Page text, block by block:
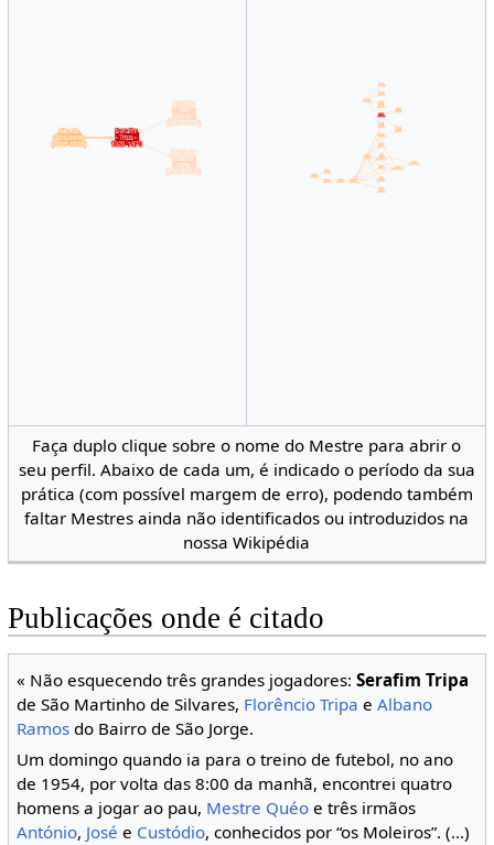
Faça duplo clique sobre o nome do Mestre para abrir o
seu perfil. Abaixo de cada um, é indicado o período da sua
prática (com possível margem de erro), podendo também
faltar Mestres ainda não identificados ou introduzidos na
nossa Wikipédia
Publicações onde é citado
« Não esquecendo três grandes jogadores:Serafim Tripa
de São Martinho de Silvares, Florêncio Tripa eAlbano
Ramos do Bairro de São Jorge.
Um domingo quando ia para o treino de futebol, no ano
de 1954, por volta das 8:00 da manhã, encontrei quatro
homens a jogar ao pau, Mestre Quéo e três irmãos
António, José e Custódio, conhecidos por “os Moleiros”. (...)